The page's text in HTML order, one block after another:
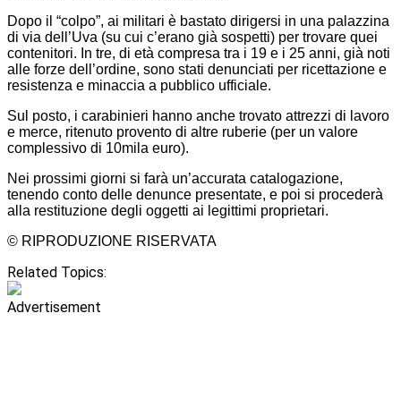
Dopo il “colpo”, ai militari è bastato dirigersi in una palazzina
di via dell’Uva (su cui c’erano già sospetti) per trovare quei
contenitori. In tre, di età compresa tra i 19 e i 25 anni, già noti
alle forze dell’ordine, sono stati denunciati per ricettazione e
resistenza e minaccia a pubblico ufficiale.
Sul posto, i carabinieri hanno anche trovato attrezzi di lavoro
e merce, ritenuto provento di altre ruberie (per un valore
complessivo di 10mila euro).
Nei prossimi giorni si farà un’accurata catalogazione,
tenendo conto delle denunce presentate, e poi si procederà
alla restituzione degli oggetti ai legittimi proprietari.
© RIPRODUZIONE RISERVATA
Related Topics:
Advertisement